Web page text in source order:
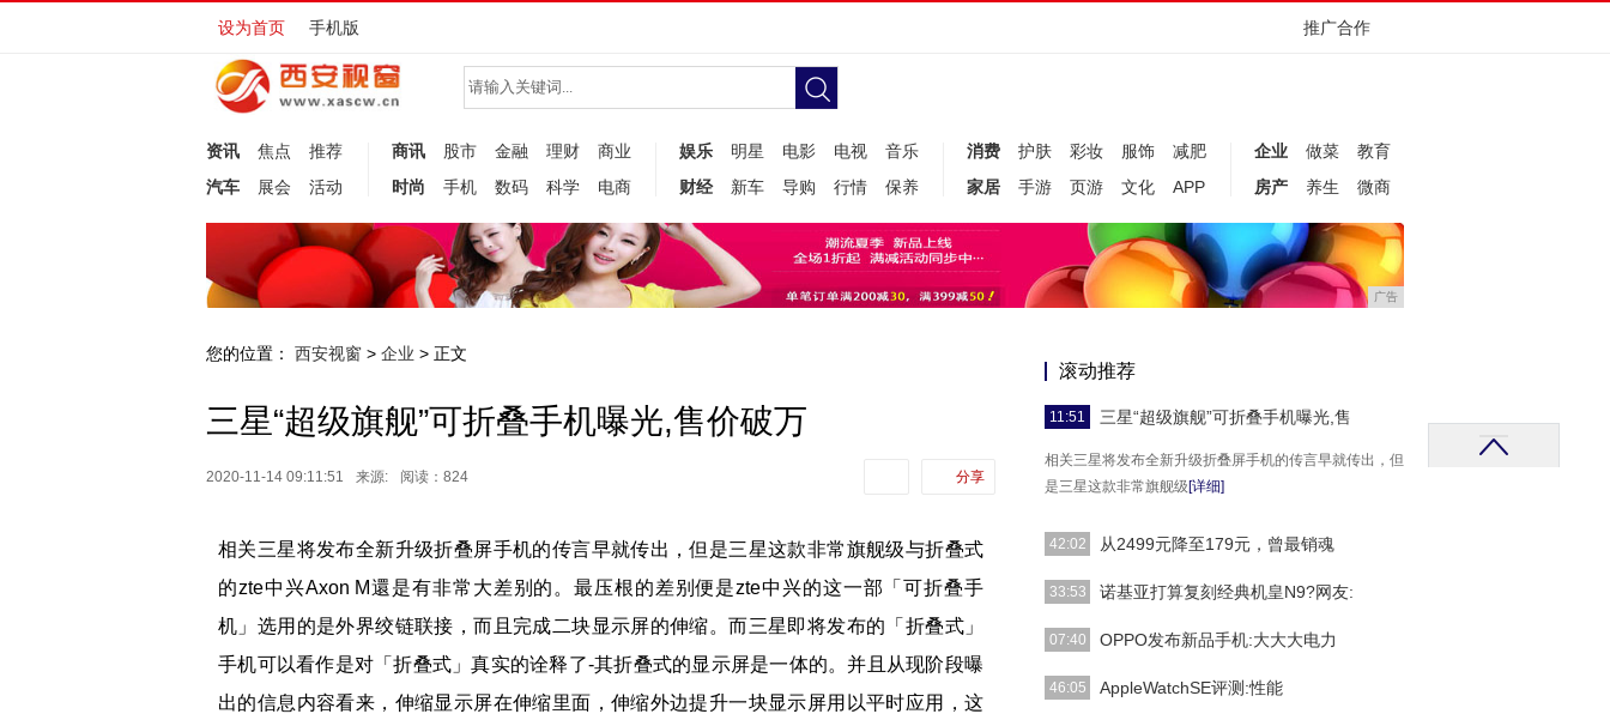
设为首页 手机版 推广合作
资讯 焦点
推荐
汽车
展会 活动
商讯 股市 金融 理财
商业
时尚
手机 数码 科学 电商
娱乐 明星 电影 电视
音乐
财经
新车 导购 行情 保养
消费 护肤 彩妆 服饰
减肥
家居
手游 页游 文化 APP
企业 做菜
教育
房产
养生 微商
广告
您的位置： 西安视窗 > 企业 > 正文
三星“超级旗舰”可折叠手机曝光,售价破万
2020-11-14 09:11:51 来源: 阅读：824 分享
相关三星将发布全新升级折叠屏手机的传言早就传出，但是三星这款非常旗舰级与折叠式
的zte中兴Axon M還是有非常大差别的。最压根的差别便是zte中兴的这一部「可折叠手
机」选用的是外界绞链联接，而且完成二块显示屏的伸缩。而三星即将发布的「折叠式」
手机可以看作是对「折叠式」真实的诠释了-其折叠式的显示屏是一体的。并且从现阶段曝
出的信息内容看来，伸缩显示屏在伸缩里面，伸缩外边提升一块显示屏用以平时应用，这
滚动推荐
11:51 三星“超级旗舰”可折叠手机曝光,售
相关三星将发布全新升级折叠屏手机的传言早就传出，但
是三星这款非常旗舰级 [详细]
42:02 从2499元降至179元，曾最销魂
注：问题都是来源于“兴趣部落”数码爱好者发的帖子，我
33:53 诺基亚打算复刻经典机皇N9?网友:
Nokia在最近几年一直全是不张扬向前，不能说是绝地逢
07:40 OPPO发布新品手机:大大大电力
TASTER高新科技|OPPO2020年双十一分为了两波，一
46:05 AppleWatchSE评测:性能